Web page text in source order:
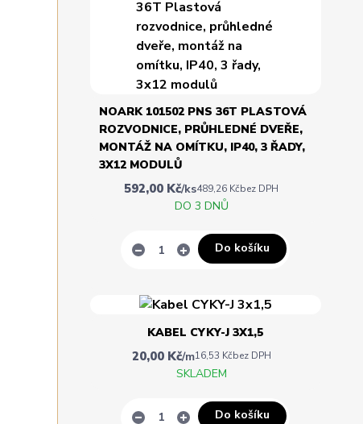
NOARK 101502 PNS 36T PLASTOVÁ
ROZVODNICE, PRŮHLEDNÉ DVEŘE,
MONTÁŽ NA OMÍTKU, IP40, 3 ŘADY,
3X12 MODULŮ
592,00 Kč/ks489,26 Kčbez DPH
DO 3 DNŮ
Do košíku
KABEL CYKY-J 3X1,5
20,00 Kč/m16,53 Kčbez DPH
SKLADEM
Do košíku